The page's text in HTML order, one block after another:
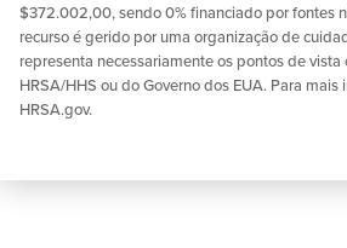
$372.002,00, sendo 0% financiado por fontes
recurso é gerido por uma organização de
representa necessariamente os pontos de
HRSA/HHS ou do Governo dos EUA. Para mais
HRSA.gov.